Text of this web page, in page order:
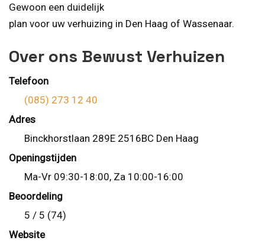
Gewoon een duidelijk
plan voor uw verhuizing in Den Haag of Wassenaar.
Over ons Bewust Verhuizen
Telefoon
(085) 273 12 40
Adres
Binckhorstlaan 289E 2516BC Den Haag
Openingstijden
Ma-Vr 09:30-18:00, Za 10:00-16:00
Beoordeling
5 / 5 (74)
Website